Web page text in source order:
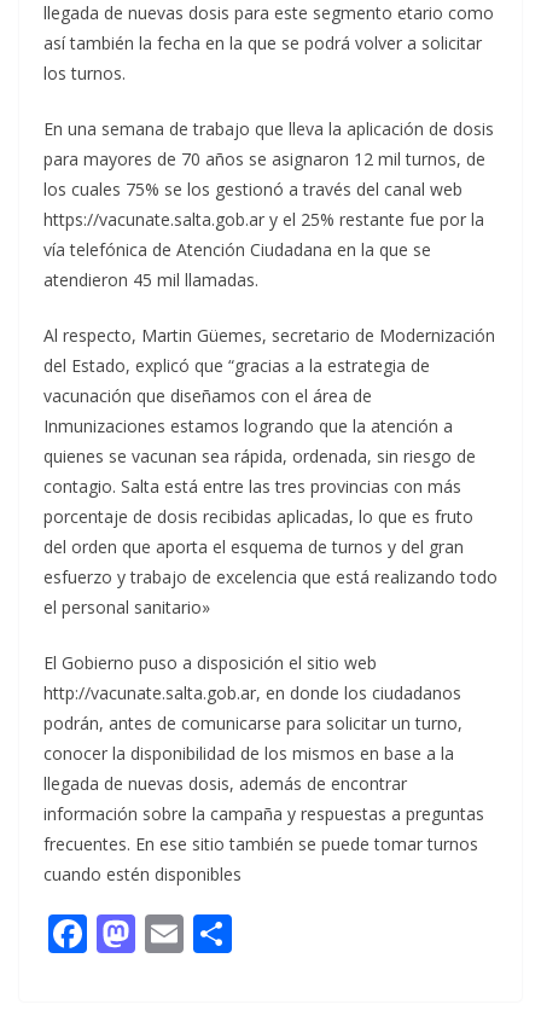
llegada de nuevas dosis para este segmento etario como
así también la fecha en la que se podrá volver a solicitar
los turnos.
En una semana de trabajo que lleva la aplicación de dosis
para mayores de 70 años se asignaron 12 mil turnos, de
los cuales 75% se los gestionó a través del canal web
https://vacunate.salta.gob.ar y el 25% restante fue por la
vía telefónica de Atención Ciudadana en la que se
atendieron 45 mil llamadas.
Al respecto, Martin Güemes, secretario de Modernización
del Estado, explicó que “gracias a la estrategia de
vacunación que diseñamos con el área de
Inmunizaciones estamos logrando que la atención a
quienes se vacunan sea rápida, ordenada, sin riesgo de
contagio. Salta está entre las tres provincias con más
porcentaje de dosis recibidas aplicadas, lo que es fruto
del orden que aporta el esquema de turnos y del gran
esfuerzo y trabajo de excelencia que está realizando todo
el personal sanitario»
El Gobierno puso a disposición el sitio web
http://vacunate.salta.gob.ar, en donde los ciudadanos
podrán, antes de comunicarse para solicitar un turno,
conocer la disponibilidad de los mismos en base a la
llegada de nuevas dosis, además de encontrar
información sobre la campaña y respuestas a preguntas
frecuentes. En ese sitio también se puede tomar turnos
cuando estén disponibles
F M E